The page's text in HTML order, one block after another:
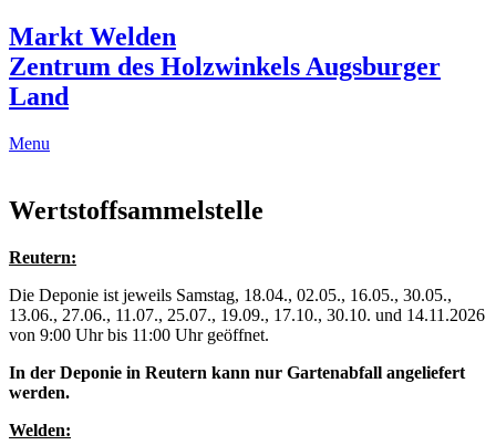
Markt Welden
Zentrum des Holzwinkels Augsburger
Land
Menu
Wertstoffsammelstelle
Reutern:
Die Deponie ist jeweils Samstag, 18.04., 02.05., 16.05., 30.05.,
13.06., 27.06., 11.07., 25.07., 19.09., 17.10., 30.10. und 14.11.2026
von 9:00 Uhr bis 11:00 Uhr geöffnet.
In der Deponie in Reutern kann nur Gartenabfall angeliefert
werden.
Welden: